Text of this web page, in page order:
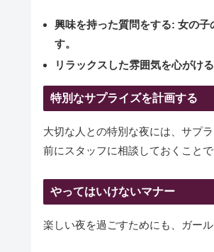
興味を持った質問をする: 女の子
す。
リラックスした雰囲気を心がける
特別なサプライズを計画する
大切な人との特別な夜には、サプ
前にスタッフに相談しておくこと
やってはいけないマナー
楽しい夜を過ごすためにも、ガー